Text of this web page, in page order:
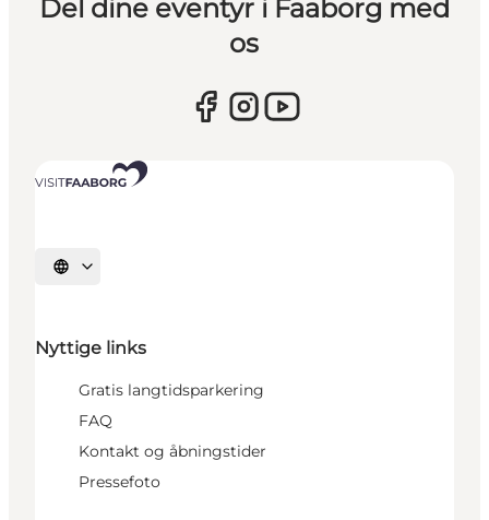
Del dine eventyr i Faaborg med
os
Vælg sprog
Nyttige links
Gratis langtidsparkering
FAQ
Kontakt og åbningstider
Pressefoto